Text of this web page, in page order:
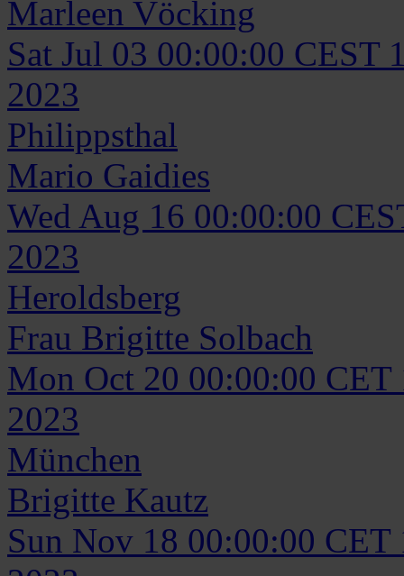
Marleen Vöcking
Sat Jul 03 00:00:00 CEST
2023
Philippsthal
Mario Gaidies
Wed Aug 16 00:00:00
2023
Heroldsberg
Frau Brigitte Solbach
Mon Oct 20 00:00:00 CET
2023
München
Brigitte Kautz
Sun Nov 18 00:00:00 CET